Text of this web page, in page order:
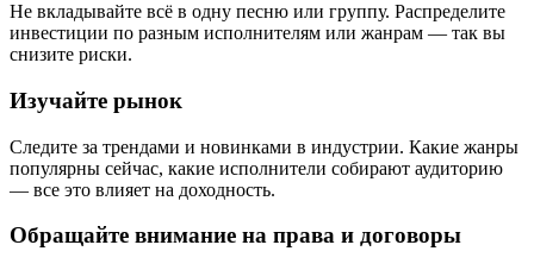
Не вкладывайте всё в одну песню или группу. Распределите
инвестиции по разным исполнителям или жанрам — так вы
снизите риски.
Изучайте рынок
Следите за трендами и новинками в индустрии. Какие жанры
популярны сейчас, какие исполнители собирают аудиторию
— все это влияет на доходность.
Обращайте внимание на права и договоры